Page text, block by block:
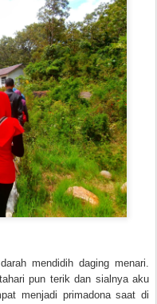
mendidih daging menari.
pun terik dan sialnya aku
menjadi primadona saat di